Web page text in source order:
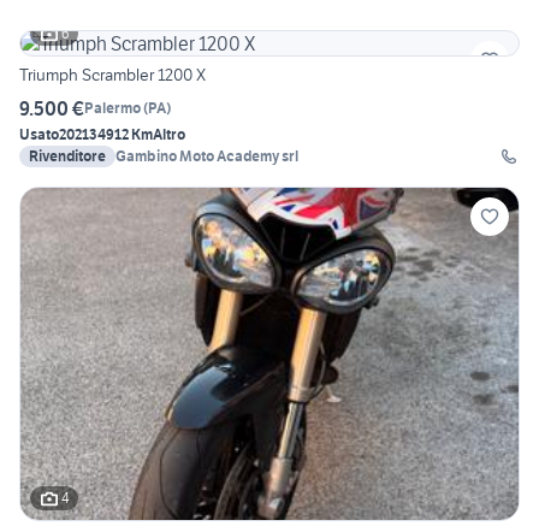
6
Triumph Scrambler 1200 X
9.500 €Palermo(PA)
Usato202134912 KmAltro
Rivenditore Gambino Moto Academy srl
4